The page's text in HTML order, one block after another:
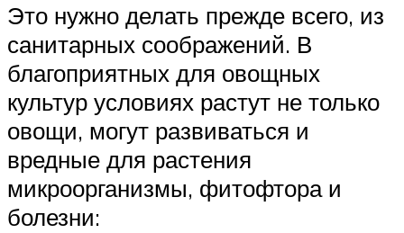
Это нужно делать прежде всего, из
санитарных соображений. В
благоприятных для овощных
культур условиях растут не только
овощи, могут развиваться и
вредные для растения
микроорганизмы, фитофтора и
болезни: